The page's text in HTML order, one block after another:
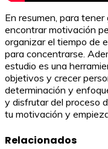
En resumen, para
encontrar motivación
organizar el tiempo de
para concentrarse.
estudio es una
objetivos y crecer
determinación y
y disfrutar del proceso
tu motivación y
Relacionados